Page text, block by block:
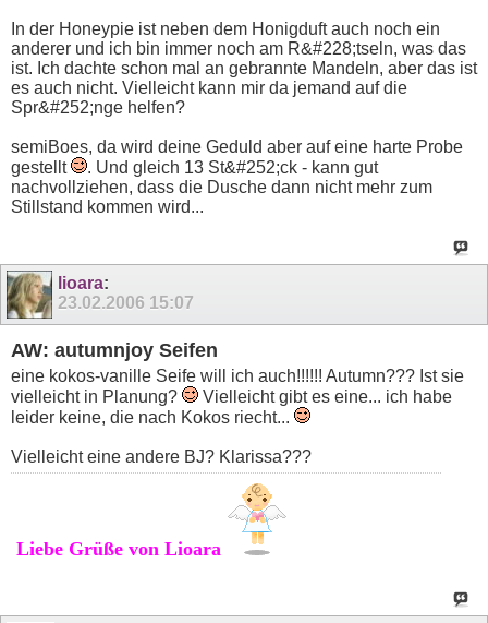
In der Honeypie ist neben dem Honigduft auch noch ein
anderer und ich bin immer noch am R&#228;tseln, was das
ist. Ich dachte schon mal an gebrannte Mandeln, aber das ist
es auch nicht. Vielleicht kann mir da jemand auf die
Spr&#252;nge helfen?
semiBoes, da wird deine Geduld aber auf eine harte Probe
gestellt
. Und gleich 13 St&#252;ck - kann gut
nachvollziehen, dass die Dusche dann nicht mehr zum
Stillstand kommen wird...
lioara:
23.02.2006 15:07
AW: autumnjoy Seifen
eine kokos-vanille Seife will ich auch!!!!!! Autumn??? Ist sie
vielleicht in Planung?
Vielleicht gibt es eine... ich habe
leider keine, die nach Kokos riecht...
Vielleicht eine andere BJ? Klarissa???
Liebe Grüße von Lioara